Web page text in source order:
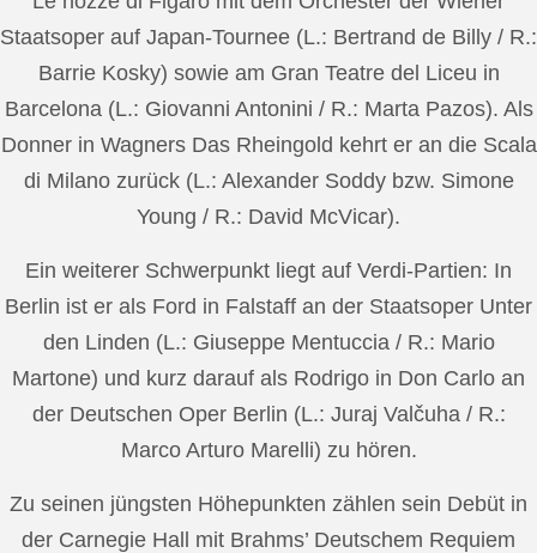
Staatsoper auf Japan-Tournee (L.: Bertrand de Billy / R.:
Barrie Kosky) sowie am Gran Teatre del Liceu in
Barcelona (L.: Giovanni Antonini / R.: Marta Pazos). Als
Donner in Wagners Das Rheingold kehrt er an die Scala
di Milano zurück (L.: Alexander Soddy bzw. Simone
Young / R.: David McVicar).
Ein weiterer Schwerpunkt liegt auf Verdi-Partien: In
Berlin ist er als Ford in Falstaff an der Staatsoper Unter
den Linden (L.: Giuseppe Mentuccia / R.: Mario
Martone) und kurz darauf als Rodrigo in Don Carlo an
der Deutschen Oper Berlin (L.: Juraj Valčuha / R.:
Marco Arturo Marelli) zu hören.
Zu seinen jüngsten Höhepunkten zählen sein Debüt in
der Carnegie Hall mit Brahms’ Deutschem Requiem